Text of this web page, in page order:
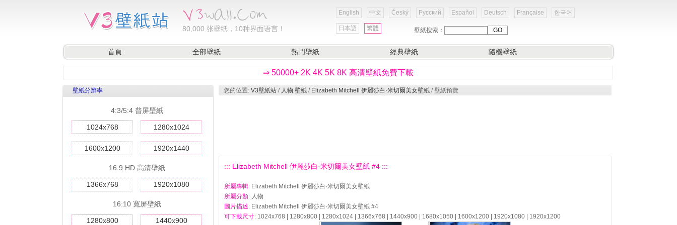
80,000 张壁纸，10种界面语言！
English 中文 Český Русский Español Deutsch Française 한국어
日本語 繁體 壁紙搜索：
首頁 全部壁紙 熱門壁紙 經典壁紙 隨機壁紙
⇒ 50000+ 2K 4K 5K 8K 高清壁紙免費下載
壁紙分辨率
4:3/5:4 普屏壁紙
1024x768 1280x1024
1600x1200 1920x1440
16:9 HD 高清壁紙
1366x768 1920x1080
16:10 寬屏壁紙
1280x800 1440x900
您的位置: V3壁紙站 / 人物 壁紙 / Elizabeth Mitchell 伊麗莎白·米切爾美女壁紙 / 壁紙預覽
::: Elizabeth Mitchell 伊麗莎白·米切爾美女壁紙 #4 :::
所屬專輯: Elizabeth Mitchell 伊麗莎白·米切爾美女壁紙
所屬分類: 人物
圖片描述: Elizabeth Mitchell 伊麗莎白·米切爾美女壁紙 #4
可下載尺寸: 1024x768 | 1280x800 | 1280x1024 | 1366x768 | 1440x900 | 1680x1050 | 1600x1200 | 1920x1080 | 1920x1200